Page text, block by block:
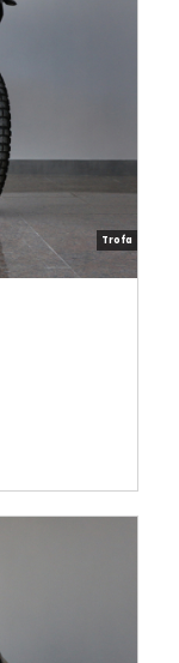
Trofa